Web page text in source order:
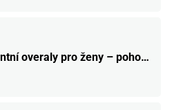
Elegantní overaly pro ženy – pohodlí a styl v jednom